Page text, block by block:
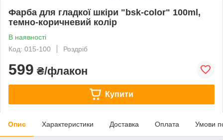
Фарба для гладкої шкіри "bsk-color" 100ml,
темно-коричневий колір
В наявності
Код: 015-100
Роздріб
599 ₴/флакон
Купити
Опис Характеристики Доставка Оплата Умови